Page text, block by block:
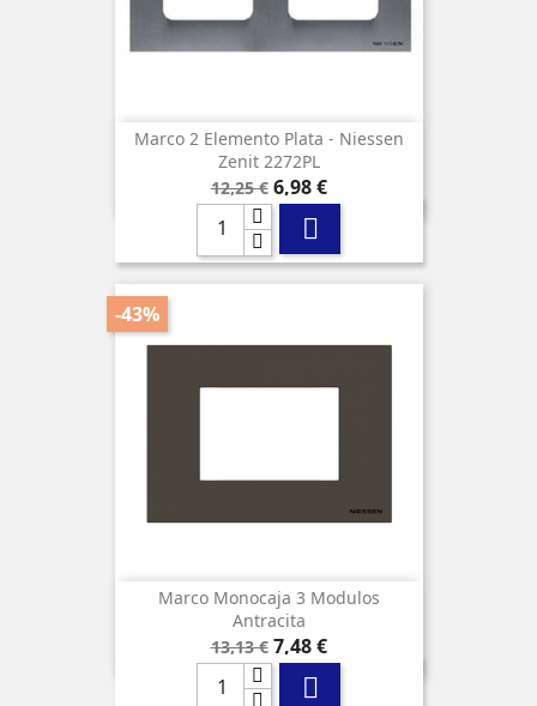
Marco 2 Elemento Plata - Niessen
Zenit 2272PL
Precio
base
12,25 € Precio
6,98 €

Marco Monocaja 3 Modulos
Antracita
Precio
base
13,13 €
-43%
Precio
7,48 €
